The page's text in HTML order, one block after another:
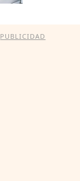
PUBLICIDAD